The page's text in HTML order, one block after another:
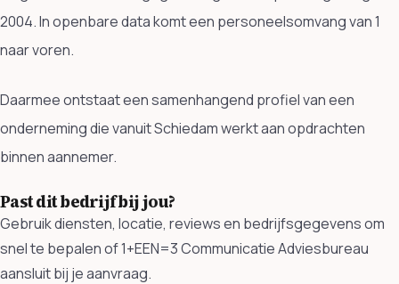
2004. In openbare data komt een personeelsomvang van 1
naar voren.
Daarmee ontstaat een samenhangend profiel van een
onderneming die vanuit Schiedam werkt aan opdrachten
binnen aannemer.
Past dit bedrijf bij jou?
Gebruik diensten, locatie, reviews en bedrijfsgegevens om
snel te bepalen of 1+EEN=3 Communicatie Adviesbureau
aansluit bij je aanvraag.